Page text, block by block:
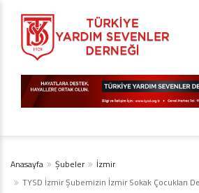
Anasayfa Şubeler
İzmir
TYSD İzmir Şubemizin İzmir Sokak Çocukları